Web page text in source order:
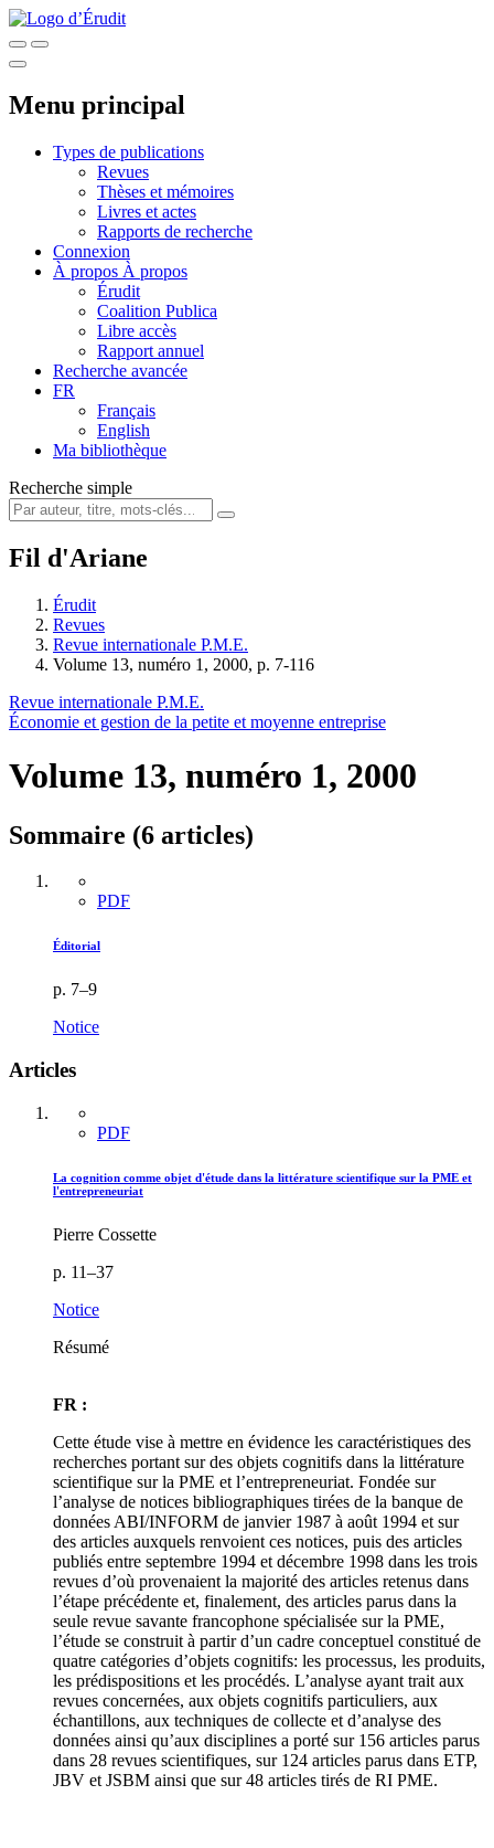
Menu principal
Types de publications
Revues
Thèses et mémoires
Livres et actes
Rapports de recherche
Connexion
À propos À propos
Érudit
Coalition Publica
Libre accès
Rapport annuel
Recherche avancée
FR
Français
English
Ma bibliothèque
Recherche simple
Fil d'Ariane
Érudit
Revues
Revue internationale P.M.E.
Volume 13, numéro 1, 2000, p. 7-116
Revue internationale P.M.E.
Économie et gestion de la petite et moyenne entreprise
Volume 13, numéro 1, 2000
Sommaire (6 articles)
PDF
Éditorial
p. 7–9
Notice
Articles
PDF
La cognition comme objet d'étude dans la littérature scientifique sur la PME et
l'entrepreneuriat
Pierre Cossette
p. 11–37
Notice
Résumé
FR :
Cette étude vise à mettre en évidence les caractéristiques des
recherches portant sur des objets cognitifs dans la littérature
scientifique sur la PME et l’entrepreneuriat. Fondée sur
l’analyse de notices bibliographiques tirées de la banque de
données ABI/INFORM de janvier 1987 à août 1994 et sur
des articles auxquels renvoient ces notices, puis des articles
publiés entre septembre 1994 et décembre 1998 dans les trois
revues d’où provenaient la majorité des articles retenus dans
l’étape précédente et, finalement, des articles parus dans la
seule revue savante francophone spécialisée sur la PME,
l’étude se construit à partir d’un cadre conceptuel constitué de
quatre catégories d’objets cognitifs: les processus, les produits,
les prédispositions et les procédés. L’analyse ayant trait aux
revues concernées, aux objets cognitifs particuliers, aux
échantillons, aux techniques de collecte et d’analyse des
données ainsi qu’aux disciplines a porté sur 156 articles parus
dans 28 revues scientifiques, sur 124 articles parus dans ETP,
JBV et JSBM ainsi que sur 48 articles tirés de RI PME.